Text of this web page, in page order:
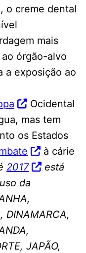
o creme dental
mais
órgão-alvo
a exposição ao
Ocidental
mas tem
os Estados
à cárie
2017
está
da
DINAMARCA,
JAPÃO,